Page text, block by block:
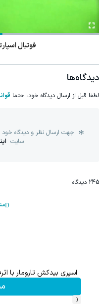
فوتبال
دیدگاه‌ها
لطفا قبل از ارسال دیدگاه خود، حتما
جهت ارسال نظر و دیدگاه خود
سایت
245 دیدگاه
با محافظت طبیعی
اسپری بیدکش تارومار با
‹